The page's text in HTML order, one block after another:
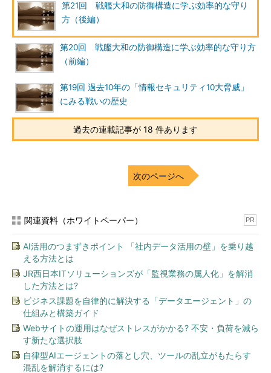
第21回 戦艦大和の防御構造に学ぶ効率的な守り
方（後編）
第20回 戦艦大和の防御構造に学ぶ効率的な守り方
（前編）
第19回 過去10年の「情報セキュリティ10大脅威」
にみる戦いの歴史
過去の連載記事が 18 件あります
次のページへ
関連資料（ホワイトペーパー） PR
AI活用のつまずきポイント 「社内データ活用の壁」を乗り越
える方法とは
JR西日本ITソリューションズが「監視業務の属人化」を解消
した方法とは?
ビジネス課題を自律的に解決する「データエージェント」の
仕組みと構築ガイド
Webサイトの運用はなぜストレスがかかる? 不安・負荷を減ら
す新たな選択肢
自律型AIエージェントの落とし穴、ツールの乱立がもたらす
混乱を解消するには?